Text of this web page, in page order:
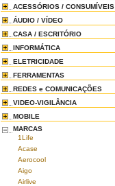
ACESSÓRIOS / CONSUMÍVEIS
ÁUDIO / VÍDEO
CASA / ESCRITÓRIO
INFORMÁTICA
ELETRICIDADE
FERRAMENTAS
REDES e COMUNICAÇÕES
VIDEO-VIGILÂNCIA
MOBILE
MARCAS
1Life
Acase
Aerocool
Aigo
Airlive